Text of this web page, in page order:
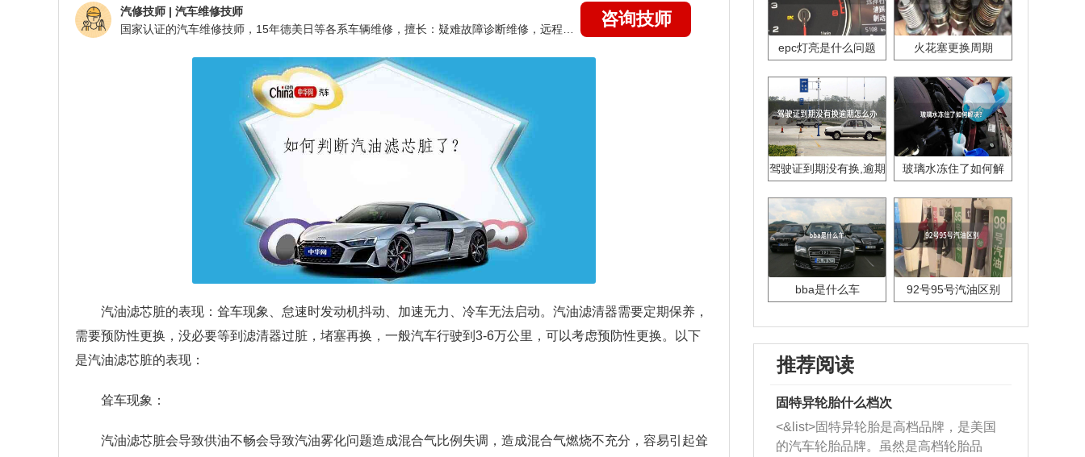
汽修技师 | 汽车维修技师
咨询技师
汽油滤芯脏的表现：耸车现象、怠速时发动机抖动、加速无力、冷车无法启动。汽油滤清器需要定期保养，
需要预防性更换，没必要等到滤清器过脏，堵塞再换，一般汽车行驶到3-6万公里，可以考虑预防性更换。以下
是汽油滤芯脏的表现：
耸车现象：
汽油滤芯脏会导致供油不畅会导致汽油雾化问题造成混合气比例失调，造成混合气燃烧不充分，容易引起耸
epc灯亮是什么问题 火花塞更换周期
驾驶证到期没有换,逾期
玻璃水冻住了如何解
bba是什么车 92号95号汽油区别
推荐阅读
固特异轮胎什么档次
<&list>固特异轮胎是高档品牌，是美国
的汽车轮胎品牌。虽然是高档轮胎品